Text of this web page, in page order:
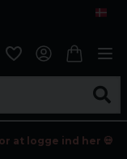
at logge ind her 💀